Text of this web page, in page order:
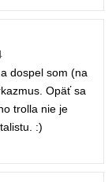
dospel som (na
Opäť sa
trolla nie je
:)